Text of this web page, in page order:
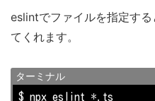
eslintでファイルを指定す
てくれます。
ターミナル